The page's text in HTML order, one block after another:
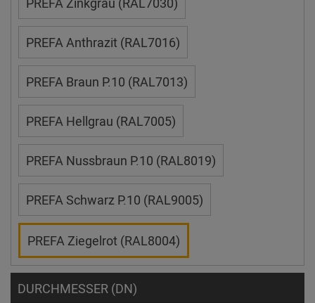
PREFA Anthrazit (RAL7016)
PREFA Braun P.10 (RAL7013)
PREFA Hellgrau (RAL7005)
PREFA Nussbraun P.10 (RAL8019)
PREFA Schwarz P.10 (RAL9005)
PREFA Ziegelrot (RAL8004)
DURCHMESSER (DN)